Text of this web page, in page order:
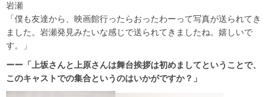
岩瀬
「僕も友達から、映画館行ったらおったわーって写真が送られてき
ました。岩瀬発見みたいな感じで送られてきましたね。嬉しいで
す。」
ーー「上坂さんと上原さんは舞台挨拶は初めましてということで、
このキャストでの集合というのはいかがですか？」